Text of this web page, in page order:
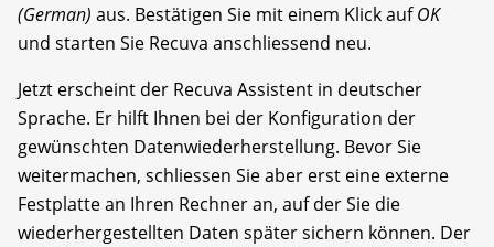
(German) aus. Bestätigen Sie mit einem Klick aufOK
und starten Sie Recuva anschliessend neu.
Jetzt erscheint der Recuva Assistent in deutscher
Sprache. Er hilft Ihnen bei der Konfiguration der
gewünschten Datenwiederherstellung. Bevor Sie
weitermachen, schliessen Sie aber erst eine externe
Festplatte an Ihren Rechner an, auf der Sie die
wiederhergestellten Daten später sichern können. Der